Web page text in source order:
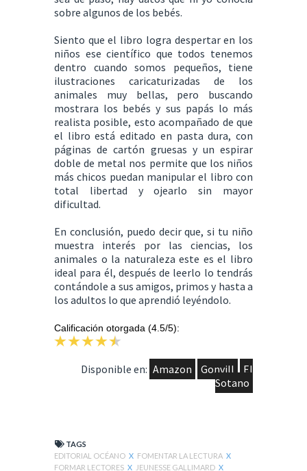
sobre algunos de los bebés.
Siento que el libro logra despertar en los
niños ese científico que todos tenemos
dentro cuando somos pequeños, tiene
ilustraciones caricaturizadas de los
animales muy bellas, pero buscando
mostrara los bebés y sus papás lo más
realista posible, esto acompañado de que
el libro está editado en pasta dura, con
páginas de cartón gruesas y un espirar
doble de metal nos permite que los niños
más chicos puedan manipular el libro con
total libertad y ojearlo sin mayor
dificultad.
En conclusión, puedo decir que, si tu niño
muestra interés por las ciencias, los
animales o la naturaleza este es el libro
ideal para él, después de leerlo lo tendrás
contándole a sus amigos, primos y hasta a
los adultos lo que aprendió leyéndolo.
Calificación otorgada (4.5/5):
Disponible en: Amazon Gonvill
El
Sotano
TAGS
EDITORIAL OCÉANO X FOMENTAR LA LECTURA X
FORMAR LECTORES X JEUNESSE GALLIMARD X